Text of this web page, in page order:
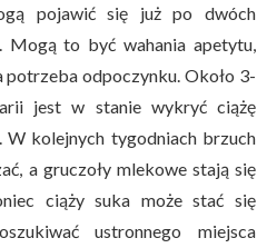
pojawić się już po dwóch
Mogą to być wahania apetytu,
odpoczynku. Około 3-
jest w stanie wykryć ciążę
W kolejnych tygodniach brzuch
a gruczoły mlekowe stają się
ciąży suka może stać się
ustronnego miejsca